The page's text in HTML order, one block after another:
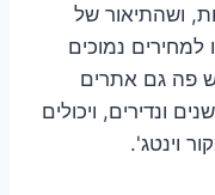
ושהתיאור של
נמוכים
פה גם אתרים
ונדירים, ויכולים
וינטג'.